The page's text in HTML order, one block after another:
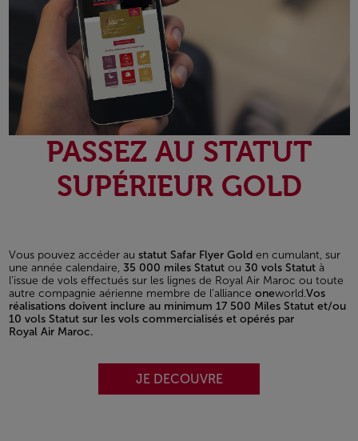
PASSEZ AU STATUT
SUPÉRIEUR GOLD
Vous pouvez accéder au statut Safar Flyer Golden cumulant, sur
une année calendaire, 35 000 miles Statutou 30 vols Statutà
l’issue de vols effectués sur les lignes de Royal Air Maroc ou toute
autre compagnie aérienne membre de l’alliance oneworld.Vos
réalisations doivent inclure au minimum 17 500 Miles Statut et/ou
10 vols Statut sur les vols commercialisés et opérés par
Royal Air Maroc.
JE DECOUVRE